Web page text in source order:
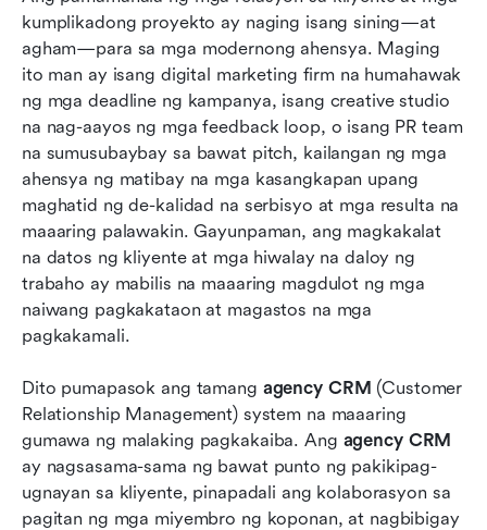
kumplikadong proyekto ay naging isang sining—at
agham—para sa mga modernong ahensya. Maging
ito man ay isang digital marketing firm na humahawak
ng mga deadline ng kampanya, isang creative studio
na nag-aayos ng mga feedback loop, o isang PR team
na sumusubaybay sa bawat pitch, kailangan ng mga
ahensya ng matibay na mga kasangkapan upang
maghatid ng de-kalidad na serbisyo at mga resulta na
maaaring palawakin. Gayunpaman, ang magkakalat
na datos ng kliyente at mga hiwalay na daloy ng
trabaho ay mabilis na maaaring magdulot ng mga
naiwang pagkakataon at magastos na mga
pagkakamali.
Dito pumapasok ang tamang agency CRM (Customer
Relationship Management) system na maaaring
gumawa ng malaking pagkakaiba. Ang agency CRM
ay nagsasama-sama ng bawat punto ng pakikipag-
ugnayan sa kliyente, pinapadali ang kolaborasyon sa
pagitan ng mga miyembro ng koponan, at nagbibigay
Malalim na mga pagsusuri — pagsisiyasat sa
nangungunang 8 app ng ahensya CRM
Paano pumili ng pinakamahusay na agency
CRM para sa iyong koponan
Konklusyon
Mga Madalas Itanong
May kaugnayang pagbasa